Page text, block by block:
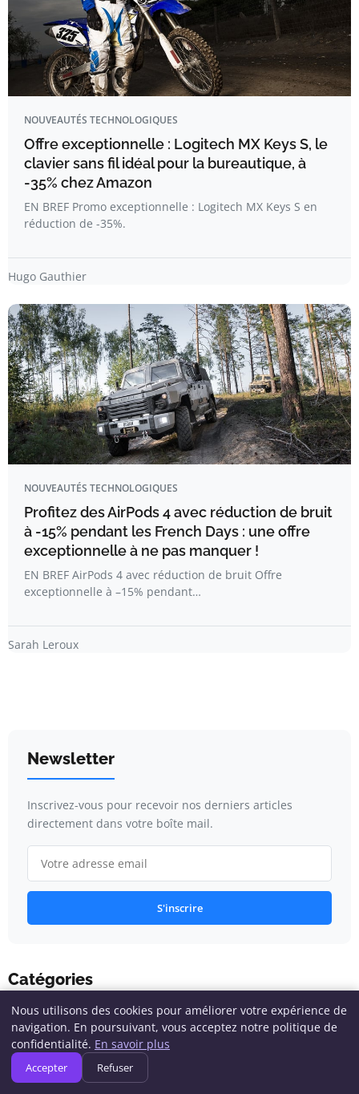
NOUVEAUTÉS TECHNOLOGIQUES
Offre exceptionnelle : Logitech MX Keys S, le
clavier sans fil idéal pour la bureautique, à
-35% chez Amazon
EN BREF Promo exceptionnelle : Logitech MX Keys S en
réduction de -35%.
Hugo Gauthier
NOUVEAUTÉS TECHNOLOGIQUES
Profitez des AirPods 4 avec réduction de bruit
à -15% pendant les French Days : une offre
exceptionnelle à ne pas manquer !
EN BREF AirPods 4 avec réduction de bruit Offre
exceptionnelle à –15% pendant…
Sarah Leroux
Newsletter
Inscrivez-vous pour recevoir nos derniers articles
directement dans votre boîte mail.
S'inscrire
Catégories
Conseils en Informatique
Cybersécurité
Nous utilisons des cookies pour améliorer votre expérience de
navigation. En poursuivant, vous acceptez notre politique de
confidentialité. En savoir plus
Accepter Refuser